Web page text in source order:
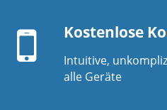
Kostenlose
Intuitive,
alle Geräte